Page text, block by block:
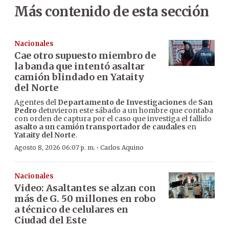
Más contenido de esta sección
Nacionales
Cae otro supuesto miembro de
la banda que intentó asaltar
camión blindado en Yataity
del Norte
Agentes del Departamento de Investigaciones de San
Pedro detuvieron este sábado a un hombre que contaba
con orden de captura por el caso que investiga el fallido
asalto a un camión transportador de caudales en
Yataity del Norte.
Agosto 8, 2026 06:07 p. m. · Carlos Aquino
Nacionales
Video: Asaltantes se alzan con
más de G. 50 millones en robo
a técnico de celulares en
Ciudad del Este